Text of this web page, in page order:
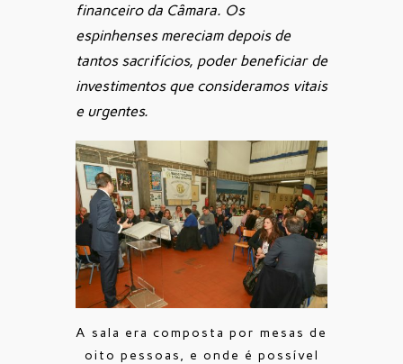
financeiro da Câmara. Os
espinhenses mereciam depois de
tantos sacrifícios, poder beneficiar de
investimentos que consideramos vitais
e urgentes.
A sala era composta por mesas de
oito pessoas, e onde é possível